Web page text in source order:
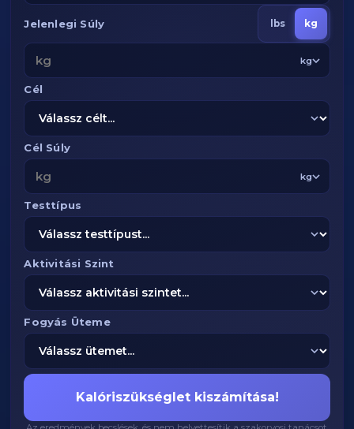
Jelenlegi Súly lbs kg
kg
Cél
Cél Súly
kg
Testtípus
Aktivitási Szint
Fogyás Üteme
Kalóriszükséglet kiszámítása!